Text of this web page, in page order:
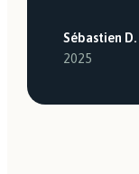
Sébastien D.
2025